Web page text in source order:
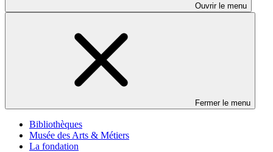
Ouvrir le menu
Fermer le menu
Bibliothèques
Musée des Arts & Métiers
La fondation